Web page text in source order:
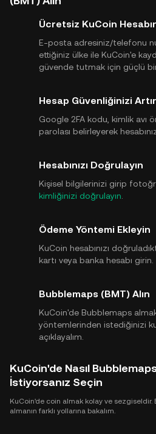
Ücretsiz KuCoin
E-posta adresiniz/telefonu
ettiğiniz ülke ile KuCoin'e
güvende tutmak için güçlü
Hesap Güvenliğinizi
Google 2FA kodu, kimlik avı
parolası belirleyerek
Hesabınızı Doğrulayın
Kişisel bilgilerinizi girip
kimliğinizi doğrulayın
Ödeme Yöntemi Ekleyin
KuCoin hesabınızı
kartı veya banka hesabı girin.
Bubblemaps (BMT) Alın
KuCoin'de Bubblemaps
yöntemlerinden istediğinizi
açıklayalım.
KuCoin'de Nasıl
İstiyorsanız Seçin
KuCoin'de coin almak kolay ve sezgiseldir.
almanın farklı yollarına bakalım.